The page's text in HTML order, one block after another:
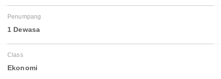
Penumpang
1 Dewasa
Class
Ekonomi